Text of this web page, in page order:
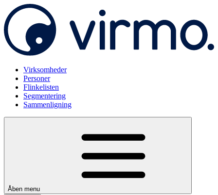
Virksomheder
Personer
Flinkelisten
Segmentering
Sammenligning
Åben menu